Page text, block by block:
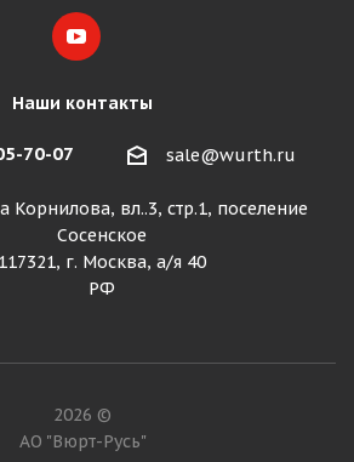
Наши контакты
70-07 sale@wurth.ru
Корнилова, вл..3, стр.1, поселение
Сосенское
117321, г. Москва, а/я 40
РФ
2026 ©
АО "Вюрт-Русь"